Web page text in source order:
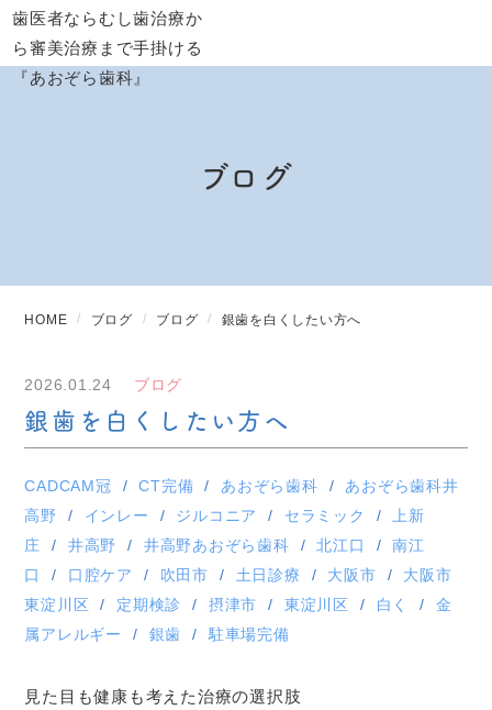
ブログ
HOME ブログ ブログ 銀歯を白くしたい方へ
2026.01.24 ブログ
銀歯を白くしたい方へ
CADCAM冠 CT完備 あおぞら歯科
あおぞら歯科井
高野
インレー ジルコニア セラミック
上新
庄
井高野 井高野あおぞら歯科 北江口
南江
口
口腔ケア 吹田市 土日診療 大阪市
大阪市
東淀川区
定期検診 摂津市 東淀川区 白く
金
属アレルギー
銀歯 駐車場完備
見た目も健康も考えた治療の選択肢